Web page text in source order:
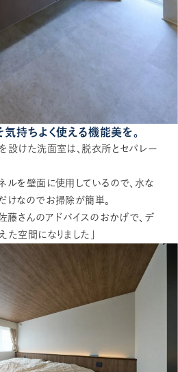
持ちよく使える機能美を。
設けた洗面室は、脱衣所とセパレー
ルを壁面に使用しているので、水な
けなのでお掃除が簡単。
佐藤さんのアドバイスのおかげで、デ
た空間になりました」